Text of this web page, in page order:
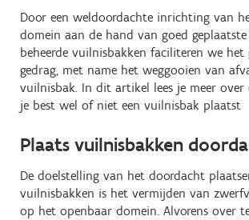
Door een weldoordachte inrichting van
domein aan de hand van goed
beheerde vuilnisbakken faciliteren we het
gedrag, met name het weggooien van
vuilnisbak. In dit artikel lees je meer over
je best wel of niet een vuilnisbak plaatst
Plaats vuilnisbakken
De doelstelling van het doordacht
vuilnisbakken is het vermijden van
op het openbaar domein. Alvorens over